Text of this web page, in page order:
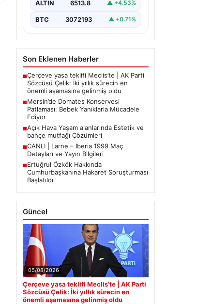
ALTIN 6513.8 ▲ +4.53%
BTC 3072193 ▲ +0.71%
Son Eklenen Haberler
■Çerçeve yasa teklifi Meclis’te | AK Parti
Sözcüsü Çelik: İki yıllık sürecin en
önemli aşamasına gelinmiş oldu
■Mersin’de Domates Konservesi
Patlaması: Bebek Yanıklarla Mücadele
Ediyor
■Açık Hava Yaşam alanlarında Estetik ve
bahçe mutfağı Çözümleri
■CANLI | Larne – Iberia 1999 Maç
Detayları ve Yayın Bilgileri
■Ertuğrul Özkök Hakkında
Cumhurbaşkanına Hakaret Soruşturması
Başlatıldı
Güncel
05/08/2026
Çerçeve yasa teklifi Meclis’te | AK Parti
Sözcüsü Çelik: İki yıllık sürecin en
önemli aşamasına gelinmiş oldu